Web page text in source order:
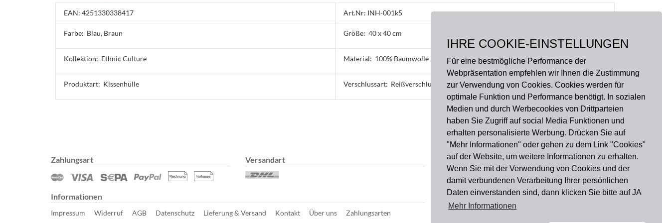
IHRE COOKIE-EINSTELLUNGEN
Für eine bestmögliche Performance der
Webpräsentation empfehlen wir Ihnen die Zustimmung
zur Verwendung von Cookies. Cookies werden für
optimale Funktion und Performance benötigt. In sozialen
Medien und durch Werbecookies von Drittparteien
haben Sie Zugriff auf social Media Funktionen und
erhalten personalisierte Werbung. Drücken Sie auf
"Mehr Informationen" oder gehen zu dem Link "Cookies"
auf der Website, um weitere Informationen zu erhalten.
Wenn Sie mit der Verwendung von Cookies und der
damit verbundenen Verarbeitung Ihrer persönlichen
Daten einverstanden sind, dann klicken Sie bitte auf JA
Mehr Informationen
EAN: 4251330338417 Art.Nr: INH-001k5
Farbe: Blau, Braun Größe: 40 x 40 cm
Kollektion: Ethnic Culture Material: 100% Baumwolle
Produktart: Kissenhülle Verschlussart: Reißverschluss
Zahlungsart Versandart Du findest uns auch auf
Informationen
Impressum Widerruf AGB Datenschutz Lieferung & Versand Kontakt Über uns
Zahlungsarten